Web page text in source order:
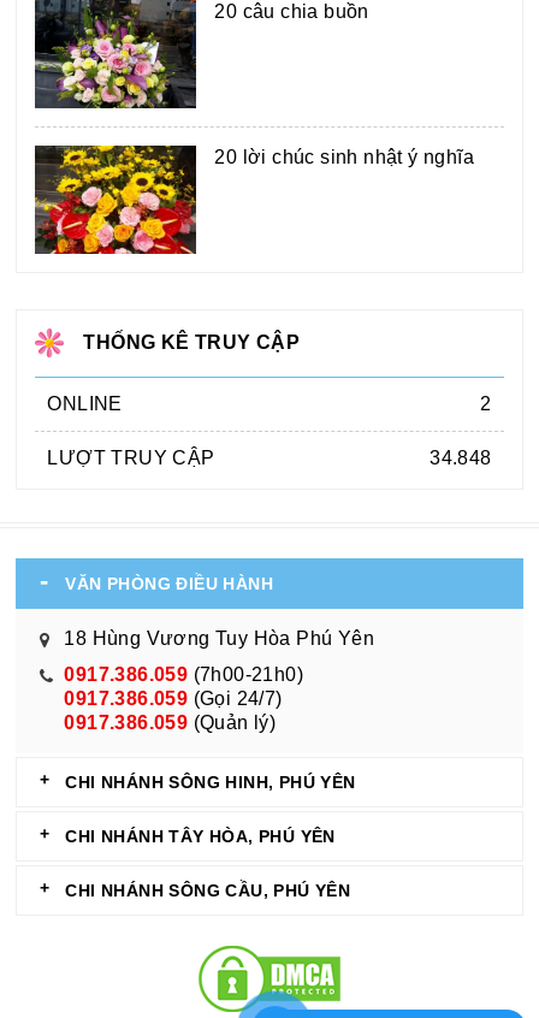
20 câu chia buồn
20 lời chúc sinh nhật ý nghĩa
THỐNG KÊ TRUY CẬP
ONLINE 2
LƯỢT TRUY CẬP 34.848
VĂN PHÒNG ĐIỀU HÀNH
18 Hùng Vương Tuy Hòa Phú Yên
0917.386.059 (7h00-21h0)
0917.386.059 (Gọi 24/7)
0917.386.059 (Quản lý)
CHI NHÁNH SÔNG HINH, PHÚ YÊN
CHI NHÁNH TÂY HÒA, PHÚ YÊN
CHI NHÁNH SÔNG CẦU, PHÚ YÊN